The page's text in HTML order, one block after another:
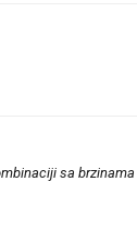
sa